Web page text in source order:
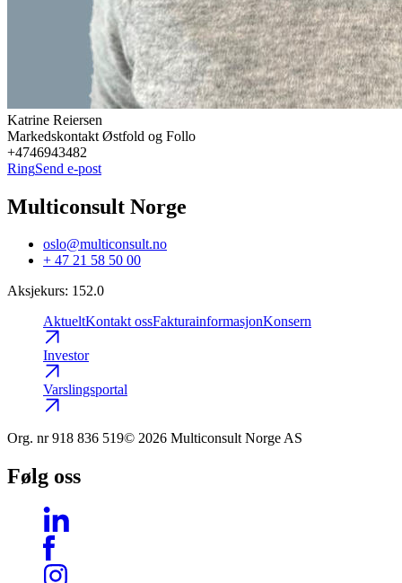
Katrine Reiersen
Markedskontakt Østfold og Follo
+4746943482
RingSend e-post
Multiconsult Norge
oslo@multiconsult.no
+ 47 21 58 50 00
Aksjekurs: 152.0
AktueltKontakt ossFakturainformasjonKonsern
Investor
Varslingsportal
Org. nr 918 836 519© 2026 Multiconsult Norge AS
Følg oss